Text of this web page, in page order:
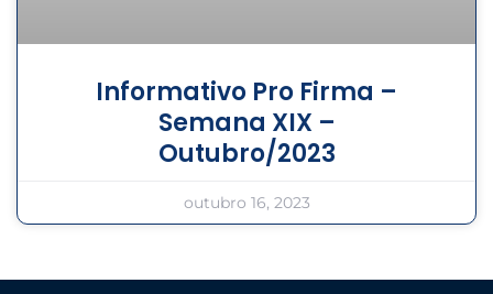
Informativo Pro Firma –
Semana XIX –
Outubro/2023
outubro 16, 2023